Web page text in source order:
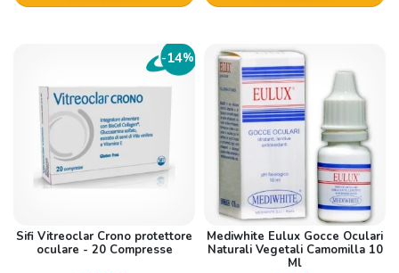
-14%
Sifi Vitreoclar Crono protettore
oculare - 20 Compresse
Mediwhite Eulux Gocce Oculari
Naturali Vegetali Camomilla 10
Ml